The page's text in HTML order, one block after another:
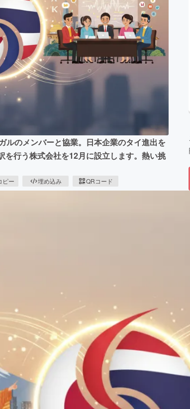
チャレンジ ビューテ
CAMPFIRE for Social GoodCAMPFIRE
CAMPFIREふるさと納税machi-ya
ルのメンバーと協業。日本企業のタイ進出を
行う株式会社を12月に設立します。熱い挑
ピー 埋め込み QRコード